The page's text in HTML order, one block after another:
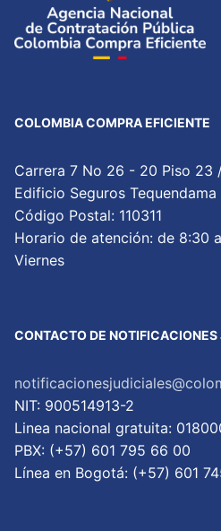
COLOMBIA COMPRA EFICIENTE
Carrera 7 No 26 - 20 Piso 23
Edificio Seguros
Código Postal: 110311
Horario de atención: de 8:30
Viernes
CONTACTO DE
NIT: 900514913-2
Linea nacional gratuita:
PBX: (+57) 601 795 66 00
Lí­nea en Bogotá: (+57) 601